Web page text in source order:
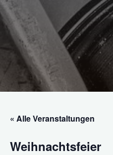
« Alle Veranstaltungen
Weihnachtsfeier